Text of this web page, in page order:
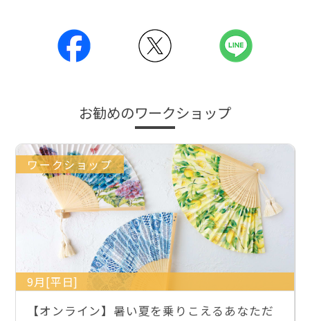
お勧めのワークショップ
ワークショップ
9月[平日]
【オンライン】暑い夏を乗りこえるあなただ